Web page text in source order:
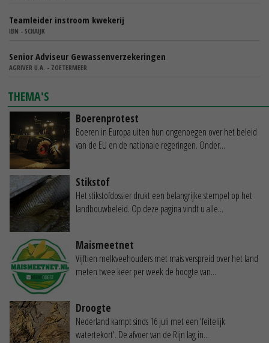
Teamleider instroom kwekerij
IBN - SCHAIJK
Senior Adviseur Gewassenverzekeringen
AGRIVER U.A. - ZOETERMEER
THEMA'S
Boerenprotest
Boeren in Europa uiten hun ongenoegen over het beleid
van de EU en de nationale regeringen. Onder...
Stikstof
Het stikstofdossier drukt een belangrijke stempel op het
landbouwbeleid. Op deze pagina vindt u alle...
Maismeetnet
Vijftien melkveehouders met mais verspreid over het land
meten twee keer per week de hoogte van...
Droogte
Nederland kampt sinds 16 juli met een 'feitelijk
watertekort'. De afvoer van de Rijn lag in...